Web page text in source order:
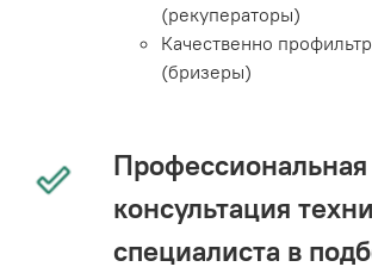
(рекуператоры)
Качественно
(бризеры)
Профессиональная
консультация
специалиста в